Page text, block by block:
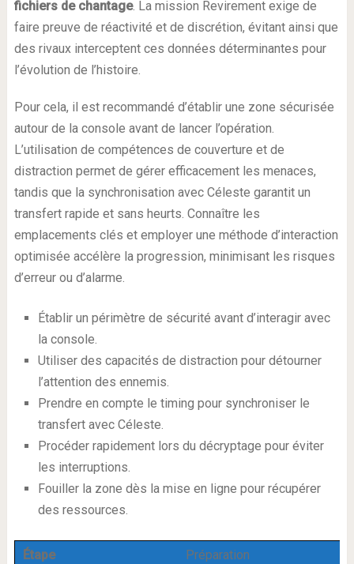
fichiers de chantage. La mission Revirement exige de
faire preuve de réactivité et de discrétion, évitant ainsi que
des rivaux interceptent ces données déterminantes pour
l’évolution de l’histoire.
Pour cela, il est recommandé d’établir une zone sécurisée
autour de la console avant de lancer l’opération.
L’utilisation de compétences de couverture et de
distraction permet de gérer efficacement les menaces,
tandis que la synchronisation avec Céleste garantit un
transfert rapide et sans heurts. Connaître les
emplacements clés et employer une méthode d’interaction
optimisée accélère la progression, minimisant les risques
d’erreur ou d’alarme.
Établir un périmètre de sécurité avant d’interagir avec
la console.
Utiliser des capacités de distraction pour détourner
l’attention des ennemis.
Prendre en compte le timing pour synchroniser le
transfert avec Céleste.
Procéder rapidement lors du décryptage pour éviter
les interruptions.
Fouiller la zone dès la mise en ligne pour récupérer
des ressources.
Étape
Préparation